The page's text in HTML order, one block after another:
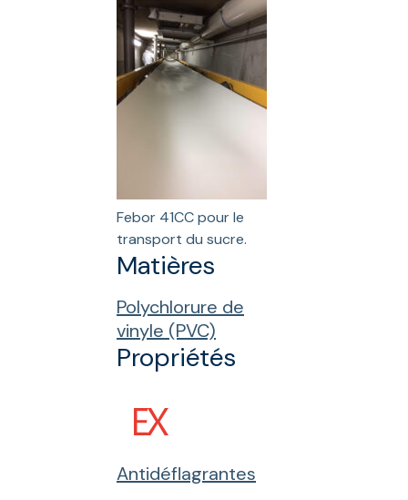
Febor 41CC pour le
transport du sucre.
Matières
Polychlorure de
vinyle (PVC)
Propriétés
Antidéflagrantes